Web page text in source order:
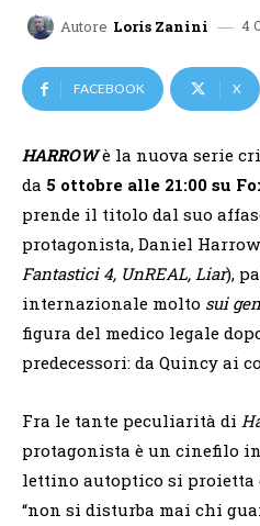
Autore Loris Zanini 4
FACEBOOK X
HARROWè la nuova serie
da 5 ottobre alle 21:00 su
prende il titolo dal suo
protagonista, Daniel
Fantastici 4, UnREAL, Liar),
internazionale molto sui
figura del medico legale
predecessori: da Quincy ai
Fra le tante peculiarità di
protagonista è un cinefilo
lettino autoptico si proietta
“non si disturba mai chi